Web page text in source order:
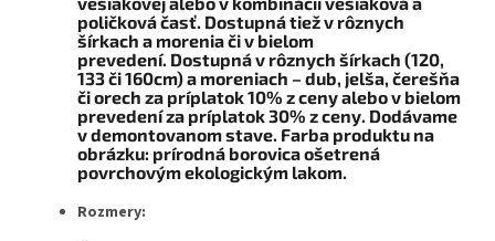
poličková časť. Dostupná tiež v rôznych
šírkach a morenia či v bielom
prevedení. Dostupná v rôznych šírkach (120,
133 či 160cm) a moreniach – dub, jelša, čerešňa
či orech za príplatok 10% z ceny alebo v bielom
prevedení za príplatok 30% z ceny. Dodávame
v demontovanom stave. Farba produktu na
obrázku: prírodná borovica ošetrená
povrchovým ekologickým lakom.
Rozmery: